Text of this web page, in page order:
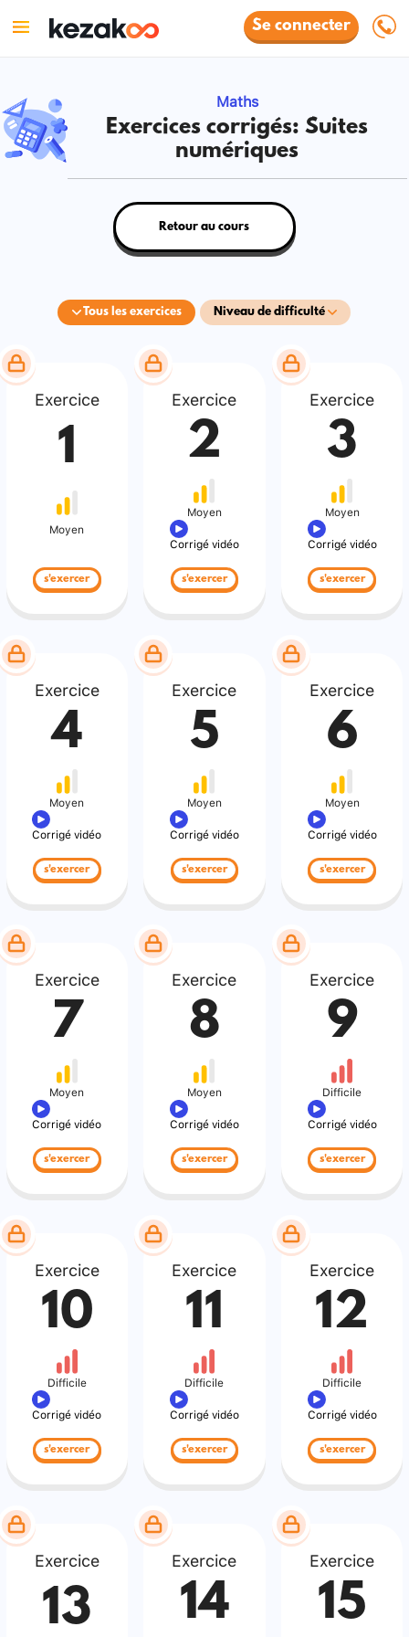
Se connecter
Maths
Exercices corrigés: Suites
numériques
Tous les exercices Niveau de difficulté
Retour au cours
Exercice
1
Moyen
s'exercer
Exercice
2
Moyen
Corrigé vidéo
s'exercer
Exercice
3
Moyen
Corrigé vidéo
s'exercer
Exercice
4
Moyen
Corrigé vidéo
s'exercer
Exercice
5
Moyen
Corrigé vidéo
s'exercer
Exercice
6
Moyen
Corrigé vidéo
s'exercer
Exercice
7
Moyen
Corrigé vidéo
s'exercer
Exercice
8
Moyen
Corrigé vidéo
s'exercer
Exercice
9
Difficile
Corrigé vidéo
s'exercer
Exercice
10
Difficile
Corrigé vidéo
s'exercer
Exercice
11
Difficile
Corrigé vidéo
s'exercer
Exercice
12
Difficile
Corrigé vidéo
s'exercer
Exercice
13
Exercice
14
Exercice
15